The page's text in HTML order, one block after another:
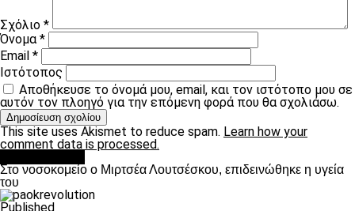
Σχόλιο *
Όνομα*
Email *
Ιστότοπος
Αποθήκευσε το όνομά μου, email, και τον ιστότοπο μου σε
αυτόν τον πλοηγό για την επόμενη φορά που θα σχολιάσω.
This site uses Akismet to reduce spam. Learn how your
comment data is processed.
Στο νοσοκομείο ο Μιρτσέα Λουτσέσκου, επιδεινώθηκε η υγεία
του
Published